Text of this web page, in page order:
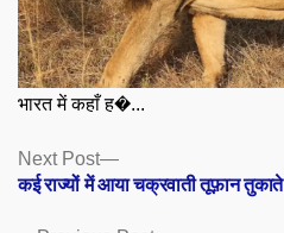
भारत में कहाँ ह�...
Posts
navigation
Next Post
Next
post:
कई राज्यों में आया चक्रवाती तूफ़ान तुकाते